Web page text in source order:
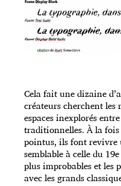
Cela fait une dizaine
créateurs cherchent
espaces inexplorés
traditionnelles. À la
pointus, ils font revivre
semblable à celle du
plus improbables et les
avec les grands